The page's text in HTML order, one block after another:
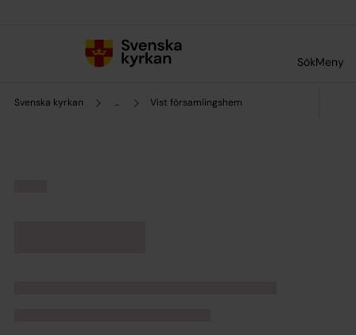
SökMeny
Svenska kyrkan ... Vist församlingshem